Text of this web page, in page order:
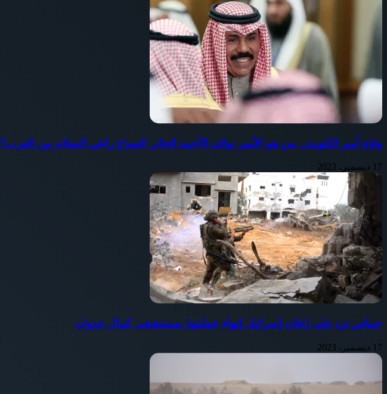
وفاة أمير الكويت.. من هو الأمير نواف الأحمد الجابر الصباح راعي السلام بين العرب؟
17 ديسمبر، 2023
حماس ترد على إعلان إسرائيل إنهاء عمليتها بمستشفى كمال عدوان
17 ديسمبر، 2023